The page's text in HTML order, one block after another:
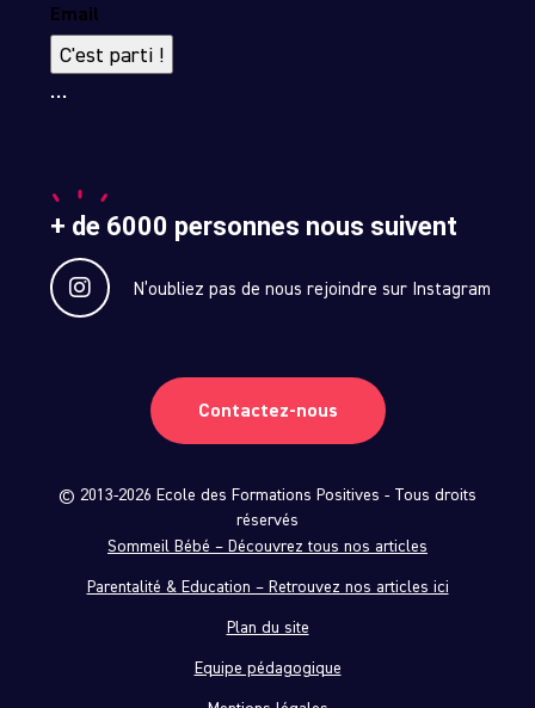
Email
C'est parti !
…
+ de 6000 personnes nous suivent
N’oubliez pas de nous rejoindre sur Instagram
Contactez-nous
© 2013-2026 Ecole des Formations Positives - Tous droits
réservés
Sommeil Bébé – Découvrez tous nos articles
Parentalité & Education – Retrouvez nos articles ici
Plan du site
Equipe pédagogique